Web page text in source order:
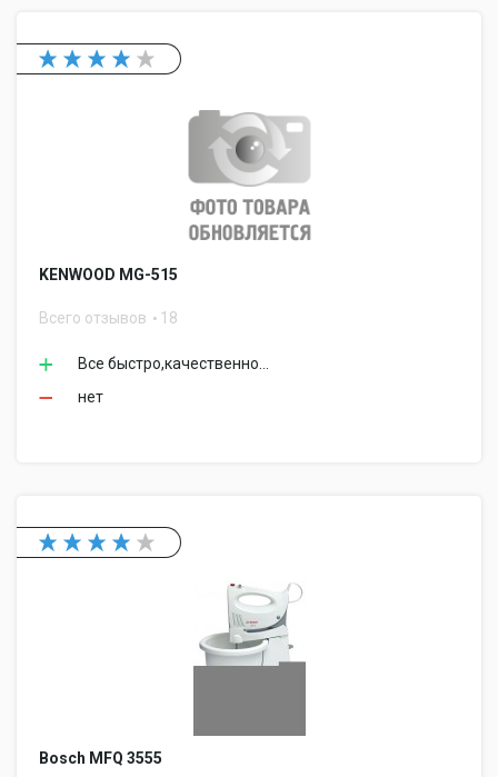
KENWOOD MG-515
Всего отзывов 18
Все быстро,качественно...
нет
Bosch MFQ 3555